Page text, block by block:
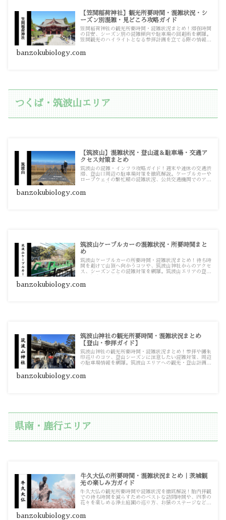
【笠間稲荷神社】観光所要時間・混雑状況・シ
ーズン別混雑・見どころ攻略ガイド
笠間稲荷神社の観光所要時間・混雑状況まとめ！滞在時間
の目安、シーズン別の混雑傾向や駐車場の回避術を網羅。
笠間観光のハイライトとなる参拝計画を立てる際の情報源
banzokubiology.com
つくば・筑波山エリア
【筑波山】混雑状況・登山道＆駐車場・交通ア
クセス対策まとめ
筑波山の混雑・インフラ攻略ガイド！週末や連休の交通渋
滞、登山口周辺の駐車場対策を徹底解説。ケーブルカーや
ロープウェイの繁忙期の混雑状況、公共交通機関でのアク
をまとめています。
banzokubiology.com
筑波山ケーブルカーの混雑状況・所要時間まと
め
筑波山ケーブルカーの所要時間・混雑状況まとめ！待ち時
間を避けて山頂へ向かうコツや、筑波山神社からのアクセ
ス、シーズンごとの混雑対策を網羅。筑波山エリアの登
カー。
banzokubiology.com
筑波山神社の観光所要時間・混雑状況まとめ
【登山・参拝ガイド】
筑波山神社の観光所要時間・混雑状況まとめ！参拝や御朱
印巡りのコツ、登山シーズンに注意したい混雑対策、周辺
の駐車場情報を網羅。筑波山エリアへの観光・登山計画を
banzokubiology.com
県南・鹿行エリア
牛久大仏の所要時間・混雑状況まとめ｜茨城観
光の楽しみ方ガイド
牛久大仏の観光所要時間や混雑状況を徹底解説！胎内拝観
での待ち時間を減らすためのベストな訪問時間や、四季の
花々を楽しめる浄土庭園の巡り方、お猿のステージなどの
攻略ガイドです。
banzokubiology.com